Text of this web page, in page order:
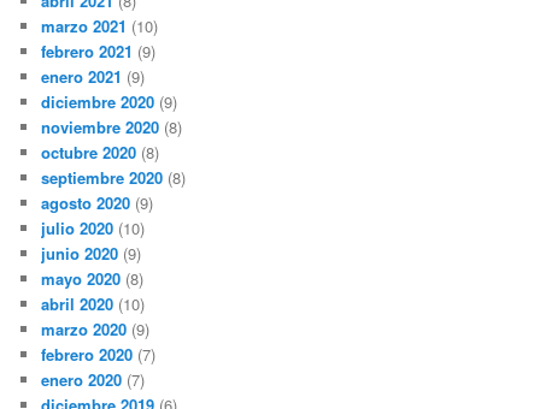
marzo 2021 (10)
febrero 2021 (9)
enero 2021 (9)
diciembre 2020 (9)
noviembre 2020 (8)
octubre 2020 (8)
septiembre 2020 (8)
agosto 2020 (9)
julio 2020 (10)
junio 2020 (9)
mayo 2020 (8)
abril 2020 (10)
marzo 2020 (9)
febrero 2020 (7)
enero 2020 (7)